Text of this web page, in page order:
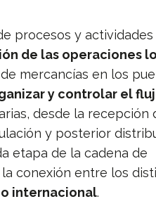
procesos y actividades
de las operaciones
mercancías en los
y controlar el
desde la recepción
y posterior
etapa de la cadena de
conexión entre los
internacional.